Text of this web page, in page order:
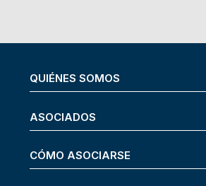
QUIÉNES SOMOS
ASOCIADOS
CÓMO ASOCIARSE